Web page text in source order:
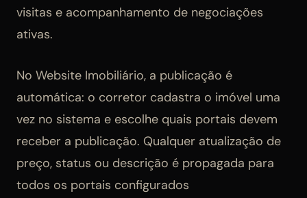
visitas e acompanhamento de negociações
ativas.
No Website Imobiliário, a publicação é
automática: o corretor cadastra o imóvel uma
vez no sistema e escolhe quais portais devem
receber a publicação. Qualquer atualização de
preço, status ou descrição é propagada para
todos os portais configurados